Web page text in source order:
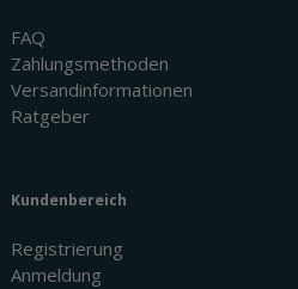
FAQ
Zahlungsmethoden
Versandinformationen
Ratgeber
Kundenbereich
Registrierung
Anmeldung